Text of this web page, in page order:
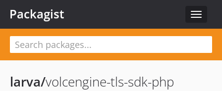
Toggle
Packagist
larva/volcengine-tls-sdk-php